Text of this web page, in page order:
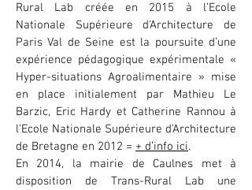
Rural Lab créée en 2015 à l’Ecole
Nationale Supérieure d'Architecture de
Paris Val de Seine est la poursuite d’une
expérience pédagogique expérimentale «
Hyper-situations Agroalimentaire » mise
en place initialement par Mathieu Le
Barzic, Eric Hardy et Catherine Rannou à
l’Ecole Nationale Supérieure d'Architecture
de Bretagne en 2012 = + d’info ici.
En 2014, la mairie de Caulnes met à
disposition de Trans-Rural Lab une